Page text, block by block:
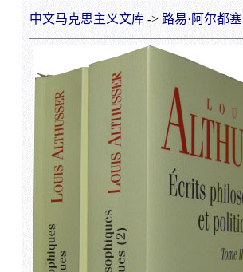
中文马克思主义文库-> 路易·阿尔都塞